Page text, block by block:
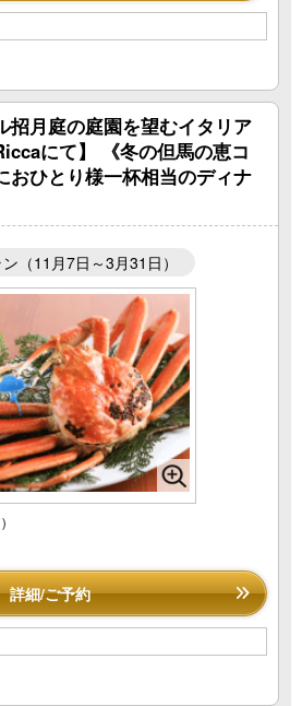
招月庭の庭園を望むイタリア
にて】 《冬の但馬の恵コ
おひとり様一杯相当のディナ
（11月7日～3月31日）
詳細/ご予約